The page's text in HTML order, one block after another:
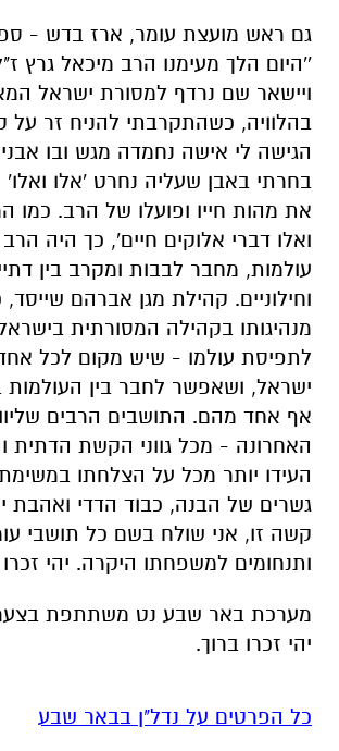
גם ראש מועצת עומר, ארז בדש -
''היום הלך מעימנו הרב מיכאל גרץ
ויישאר שם נרדף למסורת ישראל
בהלוויה, כשהתקרבתי להניח זר על
הגישה לי אישה נחמדה מגש ובו
בחרתי באבן שעליה נחרט 'אלו ואלו'
את מהות חייו ופועלו של הרב. כמו
ואלו דברי אלוקים חיים', כך היה
עולמות, מחבר לבבות ומקרב בין
וחילוניים. קהילת מגן אברהם שייסד,
מנהיגותו בקהילה המסורתית
לתפיסת עולמו - שיש מקום לכל
ישראל, ושאפשר לחבר בין העולמות
אף אחד מהם. התושבים הרבים
האחרונה - מכל גווני הקשת הדתית
העידו יותר מכל על הצלחתו במשימת
גשרים של הבנה, כבוד הדדי
קשה זו, אני שולח בשם כל תושבי
ותנחומים למשפחתו היקרה. יהי
מערכת באר שבע נט משתתפת
יהי זכרו ברוך.
כל הפרטים על נדל"ן בבאר שבע